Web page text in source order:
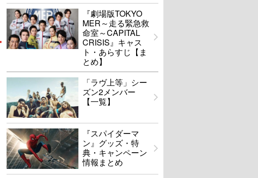
『劇場版TOKYO
MER～走る緊急救
命室～CAPITAL
CRISIS』キャス
ト・あらすじ【ま
とめ】
「ラヴ上等」シー
ズン2メンバー
【一覧】
『スパイダーマ
ン』グッズ・特
典・キャンペーン
情報まとめ